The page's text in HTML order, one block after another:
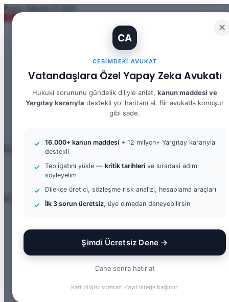
✕
CA
CEBIMDEKI AVUKAT
Vatandaşlara Özel Yapay Zeka Avukatı
Hukuki sorununu gündelik diliyle anlat, kanun maddesi ve
Yargıtay kararıyla destekli yol haritanı al. Bir avukatla konuşur
gibi sade.
16.000+ kanun maddesi + 12 milyon+ Yargıtay kararıyla
destekli
Tebligatını yükle — kritik tarihleri ve sıradaki adımı
söyleyelim
Dilekçe üretici, sözleşme risk analizi, hesaplama araçları
İlk 3 sorun ücretsiz, üye olmadan deneyebilirsin
Şimdi Ücretsiz Dene →
Daha sonra hatırlat
Kart bilgisi sormaz. Kayıt isteğe bağlıdır.
Pazar, Ağustos 9 2026
İhtiyaç Nedeniyle Tahliye: 9. Hukuk Dairesi 2025/7083 K.
Instagram
Kayıt Ol
Rastgele Makale
Menü
Arama yap ...
Kayıt Ol
Ceza Hukuku
Tazminat Hukuku
Vergi & İdare Hukuku